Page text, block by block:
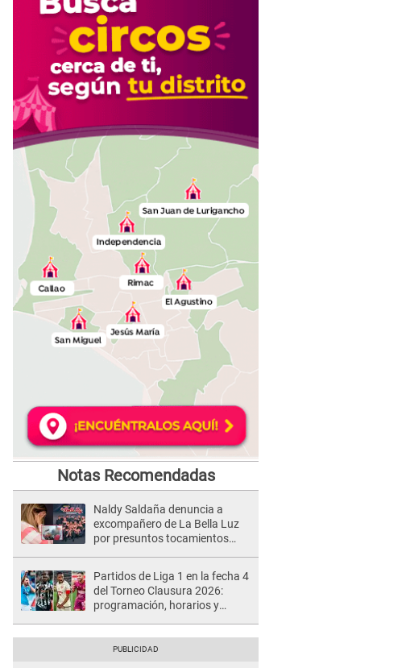
Notas Recomendadas
Naldy Saldaña denuncia a
excompañero de La Bella Luz
por presuntos tocamientos
Partidos de Liga 1 en la fecha 4
del Torneo Clausura 2026:
programación, horarios y